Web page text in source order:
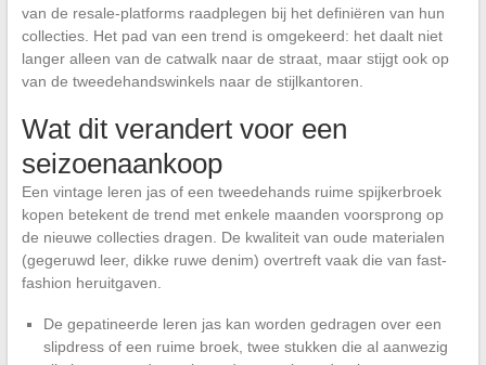
van de resale-platforms raadplegen bij het definiëren van hun
collecties. Het pad van een trend is omgekeerd: het daalt niet
langer alleen van de catwalk naar de straat, maar stijgt ook op
van de tweedehandswinkels naar de stijlkantoren.
Wat dit verandert voor een
seizoenaankoop
Een vintage leren jas of een tweedehands ruime spijkerbroek
kopen betekent de trend met enkele maanden voorsprong op
de nieuwe collecties dragen. De kwaliteit van oude materialen
(gegeruwd leer, dikke ruwe denim) overtreft vaak die van fast-
fashion heruitgaven.
De gepatineerde leren jas kan worden gedragen over een
slipdress of een ruime broek, twee stukken die al aanwezig